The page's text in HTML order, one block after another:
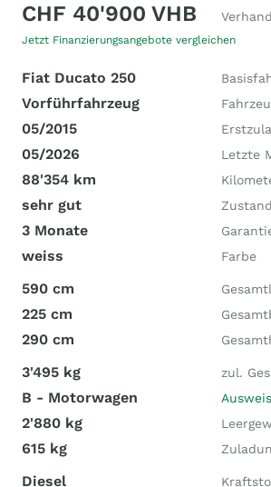
CHF 40'900 VHB
Jetzt Finanzierungsangebote vergleichen
Fiat Ducato 250
Vorführfahrzeug
05/2015
05/2026 Letzte
88'354 km
sehr gut Zustand
3 Monate
weiss Farbe
590 cm
225 cm
290 cm
3'495 kg zul.
B - Motorwagen
2'880 kg
615 kg
Diesel